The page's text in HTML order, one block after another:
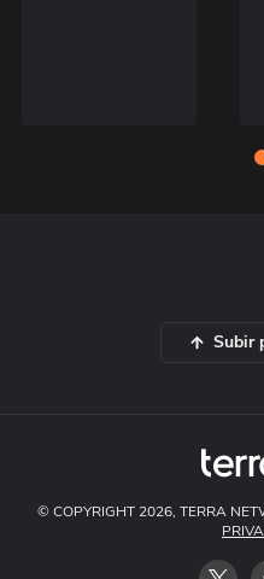
Subir
© COPYRIGHT 2026, TERRA